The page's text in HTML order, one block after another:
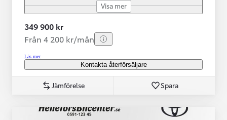
Visa mer
349 900 kr
Från 4 200 kr/mån
Läs mer
Kontakta återförsäljare
Jämförelse Spara